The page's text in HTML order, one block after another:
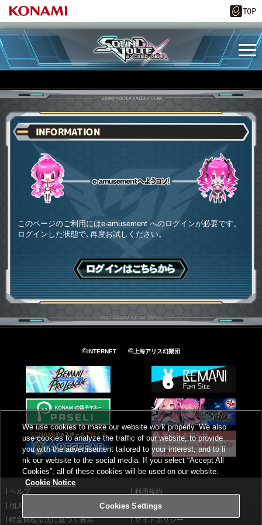
INFORMATION
このページのご利用にはe-amusement へのログインが必要です。
ログインした状態で､再度お試しください。
ログインはこちら
©INTERNET ©上海アリス幻樂団
ヘルプ
利用規約
個人情報等保護方針
外部送信について
特定商取引法に基づく表示
サイトポリシー
We use cookies to make our website work properly. We also
use cookies to analyze the traffic of our website, to provide
you with the advertisement tailored to your interest, and to li
nk our website to the social media. If you select “Accept All
Cookies”, all of these cookies will be used on our website.
Cookie Notice
Cookies Settings